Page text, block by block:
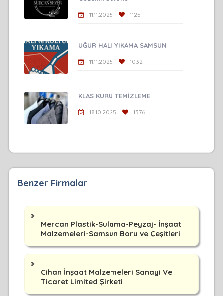
11.11.2025 1125
UĞUR HALI YIKAMA SAMSUN
11.11.2025 1032
KLAS KURU TEMİZLEME
18.10.2025 1376
Benzer Firmalar
Mercan Plastik-Sulama-Peyzaj- İnşaat
Malzemeleri-Samsun Boru ve Çeşitleri
Cihan İnşaat Malzemeleri Sanayi Ve
Ticaret Limited Şirketi